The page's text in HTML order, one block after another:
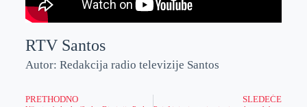
RTV Santos
Autor: Redakcija radio televizije Santos
PRETHODNO SLEDEĆE